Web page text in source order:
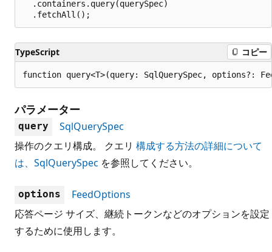
  .containers.query(querySpec)
TypeScript コピー
function query<T>(query: SqlQuerySpec, options?:
パラメーター
query
SqlQuerySpec
操作のクエリ構成。 クエリ 構成する方法の詳細について
は、SqlQuerySpec を参照してください。
options
FeedOptions
応答ページ サイズ、継続トークンなどのオプションを設定
するために使用します。